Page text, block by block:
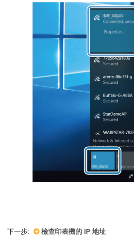
下一步: 檢查印表機的 IP 地址